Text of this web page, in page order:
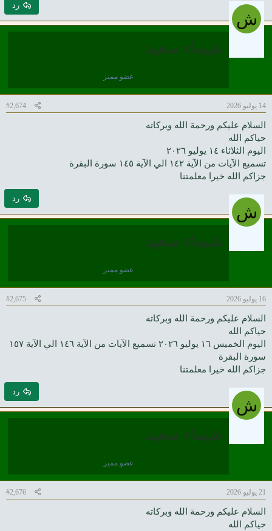
رد
ش
شيماء سعيد
عضو مميز
14 يوليو 2026 #2,674
السلام عليكم ورحمة الله وبركاته
حياكم الله
اليوم الثلاثاء ١٤ يوليو ٢٠٢٦
تسميع الآيات من الآية ١٤٢ الي الآية ١٤٥ سورة البقرة
جزاكم الله خيرا معلمتنا
رد
ش
شيماء سعيد
عضو مميز
16 يوليو 2026 #2,675
السلام عليكم ورحمة الله وبركاته
حياكم الله
اليوم الخميس ١٦ يوليو ٢٠٢٦ تسميع الآيات من الآية ١٤٦ الي الآية ١٥٧
سورة البقرة
جزاكم الله خيرا معلمتنا
رد
ش
شيماء سعيد
عضو مميز
21 يوليو 2026 #2,676
السلام عليكم ورحمة الله وبركاته
حياكم الله